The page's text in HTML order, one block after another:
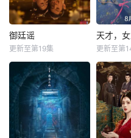
御廷谣
更新至第19集
天才，
更新至第